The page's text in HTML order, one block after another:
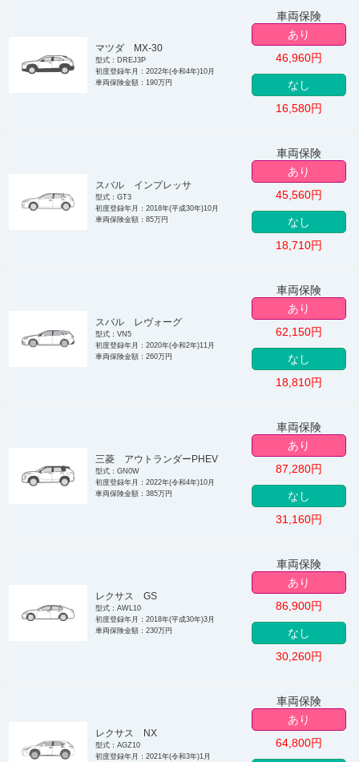
マツダ MX-30
型式：DREJ3P
初度登録年月：2022年(令和4年)10月
車両保険金額：190万円
車両保険
あり
46,960円
なし
16,580円
スバル インプレッサ
型式：GT3
初度登録年月：2018年(平成30年)10月
車両保険金額：85万円
車両保険
あり
45,560円
なし
18,710円
スバル レヴォーグ
型式：VN5
初度登録年月：2020年(令和2年)11月
車両保険金額：260万円
車両保険
あり
62,150円
なし
18,810円
三菱 アウトランダーPHEV
型式：GN0W
初度登録年月：2022年(令和4年)10月
車両保険金額：385万円
車両保険
あり
87,280円
なし
31,160円
レクサス GS
型式：AWL10
初度登録年月：2018年(平成30年)3月
車両保険金額：230万円
車両保険
あり
86,900円
なし
30,260円
レクサス NX
型式：AGZ10
初度登録年月：2021年(令和3年)1月
車両保険
あり
64,800円